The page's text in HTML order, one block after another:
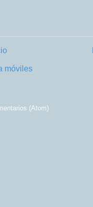
móviles
(Atom)